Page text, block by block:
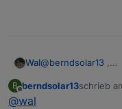
Wal@berndsolar13
B
Offline
berndsolar13schrieb
zuletzt
@wal